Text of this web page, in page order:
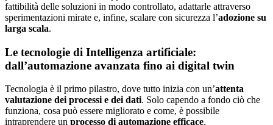
fattibilità delle soluzioni in modo controllato, adattarle attraverso
sperimentazioni mirate e, infine, scalare con sicurezza l’adozione su
larga scala.
Le tecnologie di Intelligenza artificiale:
dall’automazione avanzata fino ai digital twin
Tecnologia è il primo pilastro, dove tutto inizia con un’attenta
valutazione dei processi e dei dati. Solo capendo a fondo ciò che
funziona, cosa può essere migliorato e come, è possibile
intraprendere un processo di automazione efficace.